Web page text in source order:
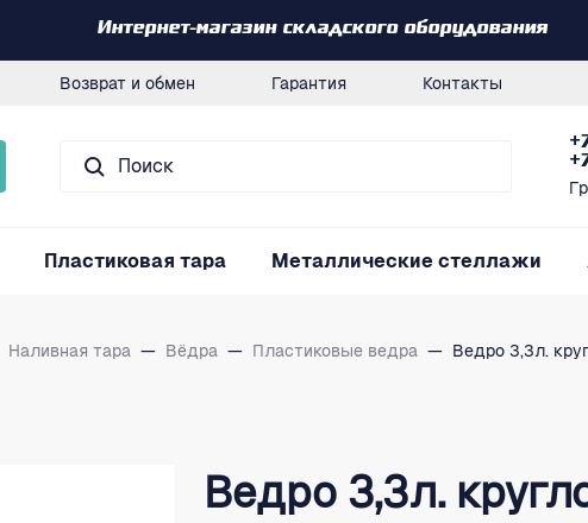
Интернет-магазин складского оборудования
Возврат и обмен Гарантия Контакты
Пластиковая тара Металлические стеллажи
Наливная тара — Вёдра — Пластиковые ведра — Ведро 3,3л.
Ведро 3,3л.